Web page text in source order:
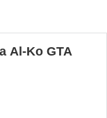
Al-Ko GTA